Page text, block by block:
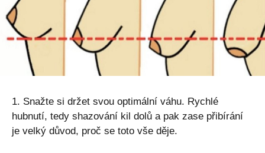
1. Snažte si držet svou optimální váhu. Rychlé
hubnutí, tedy shazování kil dolů a pak zase přibírání
je velký důvod, proč se toto vše děje.